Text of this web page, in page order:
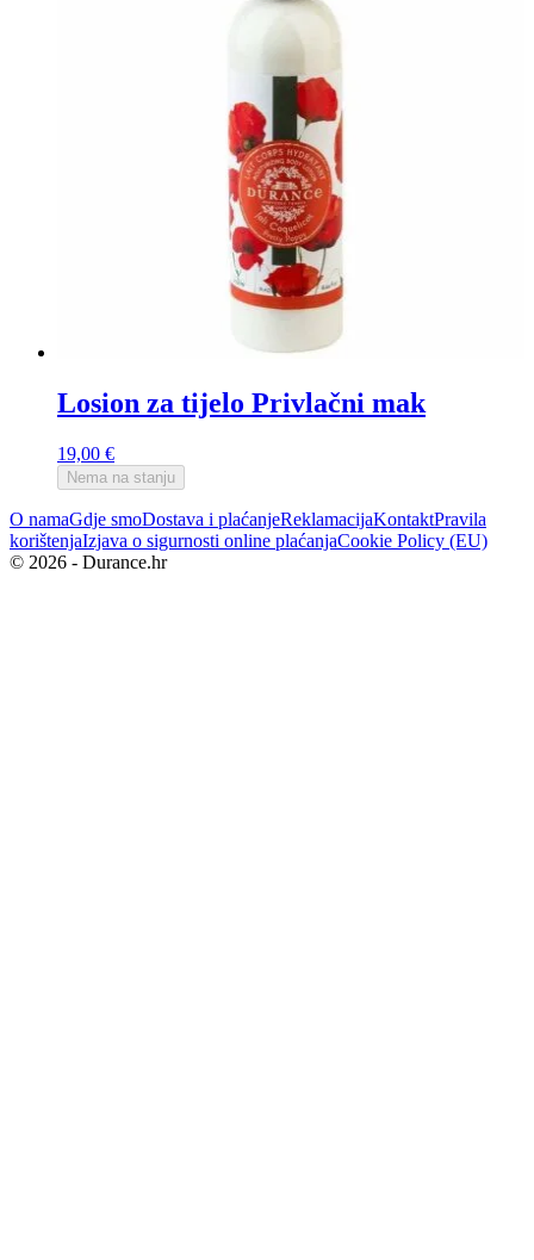
Losion za tijelo Privlačni mak
19,00 €
Nema na stanju
O namaGdje smoDostava i plaćanjeReklamacijaKontaktPravila
korištenjaIzjava o sigurnosti online plaćanjaCookie Policy (EU)
© 2026 - Durance.hr